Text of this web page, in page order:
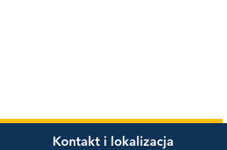
Kontakt i lokalizacja